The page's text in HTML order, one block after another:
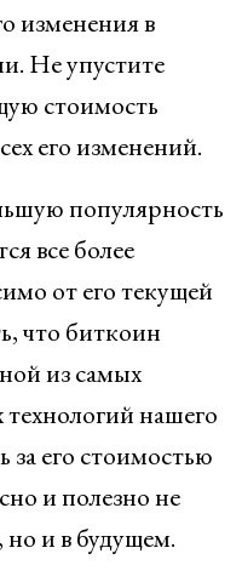
изменения в
Не упустите
стоимость
его изменений.
популярность
все более
от его текущей
что биткоин
из самых
нашего
его стоимостью
и полезно не
но и в будущем.